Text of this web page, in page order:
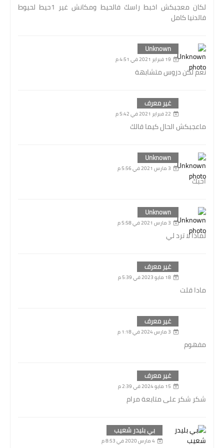
لكان معجبكش اخبط راسك فالحيط ومكانش غير 1حيط لحيوط
فالدنيا كامل
Unknown
19 فبراير 2021 في 4:51 م
نعم لكن دروس متشابهة
غير معرف
22 فبراير 2021 في 5:42 م
ماعجبكش الحال كيما قالك
Unknown
3 مارس 2021 في 5:56 م
احبك
Unknown
3 مارس 2021 في 5:58 م
لماذا لا ترد لي
غير معرف
18 مايو 2023 في 5:39 م
مادا قلت
غير معرف
3 مارس 2024 في 1:18 م
مفهوم
غير معرف
15 مايو 2024 في 2:39 م
شكر شكر على متابعة مرام
بي بليدر شعيب
4 مارس 2020 في 8:53 م